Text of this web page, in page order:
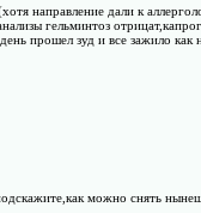
направление дали к
гельминтоз
прошел зуд и все зажило
можно снять